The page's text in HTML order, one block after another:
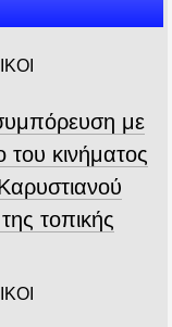
με
κινήματος
τοπικής